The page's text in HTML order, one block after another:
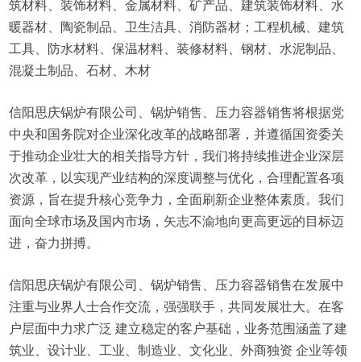
筑材料、装饰材料、金属材料、矿产品、建筑装饰材料、水
暖器材、陶瓷制品、卫生洁具、消防器材；工程机械、建筑
工具、防水材料、保温材料、装修材料、钢材、水泥制品、
混凝土制品、石材、木材
信阳思庆锅炉有限公司、锅炉销售、压力容器销售将根据党
中央和国务院对企业深化改革的战略部署，并遵循国资委关
于推动企业壮大的相关指导方针，我们将持续推进企业深层
次改革，以实现产业结构的深度调整与优化，合理配置各项
资源，旨在提升核心竞争力，全面刷新企业整体素质。我们
面向全球市场及国内市场，矢志不渝地向更高更远的目标迈
进，奋力拼搏。
信阳思庆锅炉有限公司、锅炉销售、压力容器销售在发展中
注重与业界人士合作交流，强强联手，共同发展壮大。在客
户层面中力求广泛 建立稳定的客户基础，业务范围涵盖了建
筑业、设计业、工业、制造业、文化业、外商独资 企业等领